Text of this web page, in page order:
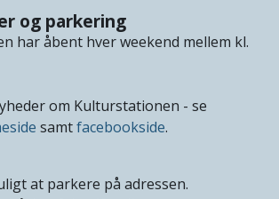
og parkering
har åbent hver weekend mellem kl.
om Kulturstationen - se
samtfacebookside.
at parkere på adressen.